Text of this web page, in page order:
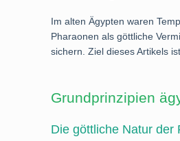
Im alten Ägypten waren
Pharaonen als göttliche
sichern. Ziel dieses Artikels
Grundprinzipien
Die göttliche Natur der